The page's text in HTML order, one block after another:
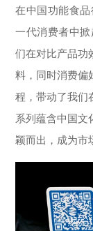
在中国功能食
一代消费者中掀
们在对比产品功
料，同时消费偏
程，带动了我们
系列蕴含中国文
颖而出，成为市